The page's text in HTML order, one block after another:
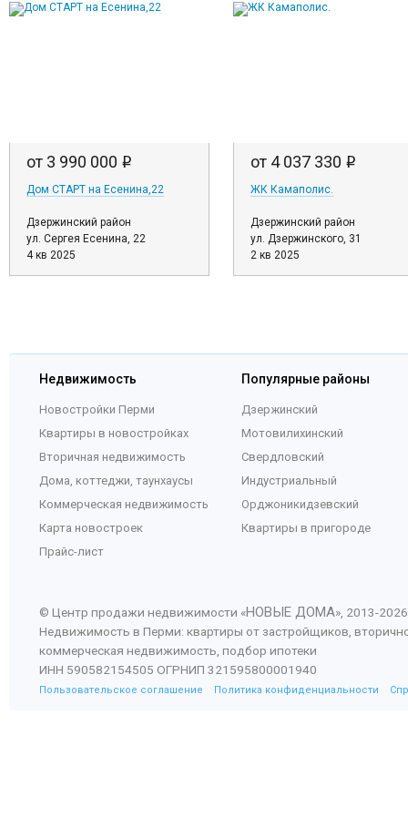
от 3 990 000 i
Дом СТАРТ на Есенина,22
Дзержинский район
ул. Сергея Есенина, 22
4 кв 2025
от 4 037 330 i
ЖК Камаполис.
Дзержинский район
ул. Дзержинского, 31
2 кв 2025
Недвижимость
Новостройки Перми
Квартиры в новостройках
Вторичная недвижимость
Дома, коттеджи, таунхаусы
Коммерческая недвижимость
Карта новостроек
Прайс-лист
Популярные районы
Дзержинский
Мотовилихинский
Свердловский
Индустриальный
Орджоникидзевский
Квартиры в пригороде
© Центр продажи недвижимости «НОВЫЕ ДОМА», 2013-2026
Недвижимость в Перми: квартиры от застройщиков,
коммерческая недвижимость, подбор ипотеки
ИНН 590582154505 ОГРНИП 321595800001940
Пользовательское соглашение Политика конфиденциальности